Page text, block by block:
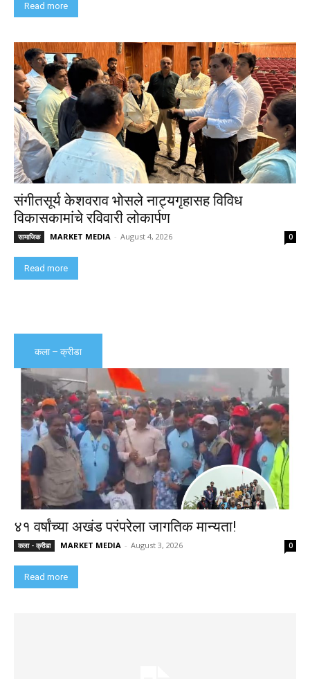
Read more
संगीतसूर्य केशवराव भोसले नाट्यगृहासह विविध
विकासकामांचे रविवारी लोकार्पण
सामाजिक MARKET MEDIA - August 4, 2026 0
Read more
कला – क्रीडा
४१ वर्षांच्या अखंड परंपरेला जागतिक मान्यता!
कला - क्रीडा MARKET MEDIA - August 3, 2026 0
Read more